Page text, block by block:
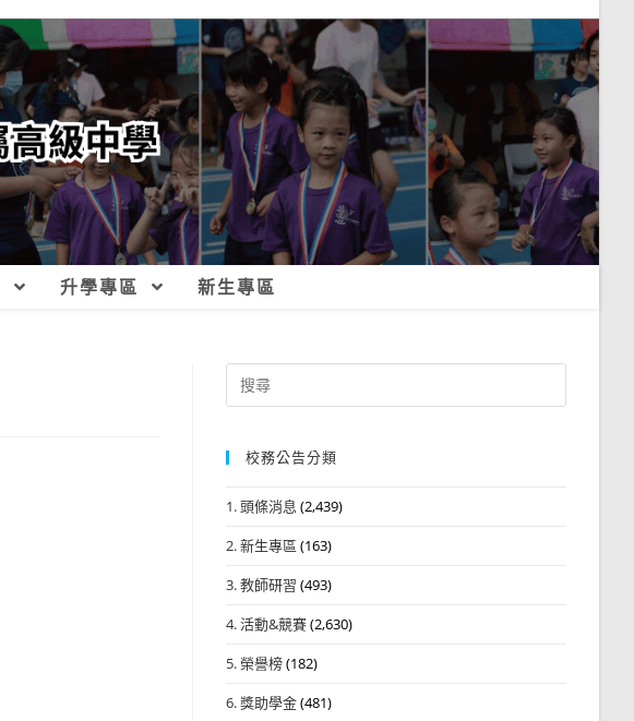
升學專區 新生專區
Search
for:
校務公告分類
1. 頭條消息 (2,439)
2. 新生專區 (163)
3. 教師研習 (493)
4. 活動&競賽(2,630)
5. 榮譽榜(182)
6. 獎助學金(481)